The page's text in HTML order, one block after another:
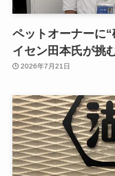
ペットオーナーに
イセン田本氏が挑
2026年7月21日